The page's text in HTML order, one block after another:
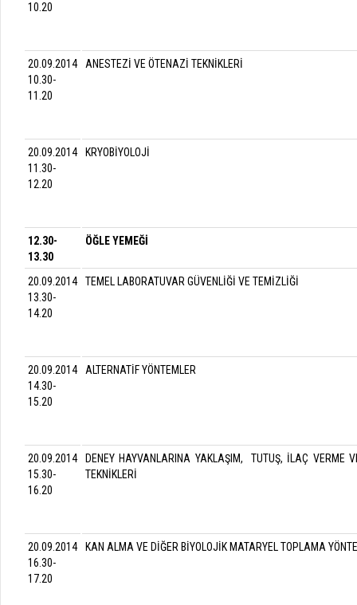
10.20
20.09.2014
10.30-
11.20
ANESTEZİ VE ÖTENAZİ TEKNİKLERİ
20.09.2014
11.30-
12.20
KRYOBİYOLOJİ
12.30-
13.30
ÖĞLE YEMEĞİ
20.09.2014
13.30-
14.20
TEMEL LABORATUVAR GÜVENLİĞİ VE TEMİZLİĞİ
20.09.2014
14.30-
15.20
ALTERNATİF YÖNTEMLER
20.09.2014
15.30-
16.20
DENEY HAYVANLARINA YAKLAŞIM, TUTUŞ, İLAÇ VERME
TEKNİKLERİ
20.09.2014
16.30-
17.20
KAN ALMA VE DİĞER BİYOLOJİK MATARYEL TOPLAMA